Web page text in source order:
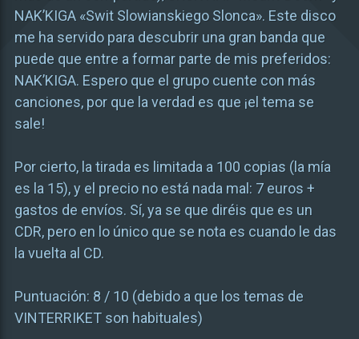
NAK’KIGA «Swit Slowianskiego Slonca». Este disco
me ha servido para descubrir una gran banda que
puede que entre a formar parte de mis preferidos:
NAK’KIGA. Espero que el grupo cuente con más
canciones, por que la verdad es que ¡el tema se
sale!
Por cierto, la tirada es limitada a 100 copias (la mía
es la 15), y el precio no está nada mal: 7 euros +
gastos de envíos. Sí, ya se que diréis que es un
CDR, pero en lo único que se nota es cuando le das
la vuelta al CD.
Puntuación: 8 / 10 (debido a que los temas de
VINTERRIKET son habituales)